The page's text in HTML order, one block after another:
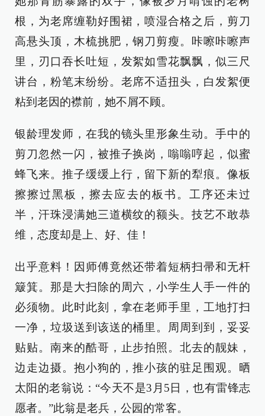
根，为老席缠勒好围裙，喷湿合格之后，剪刀
高悬头顶，木梳挑肥，钢刀剪瘦。咔嚓咔嚓声
里，刃口吞长吐短，发絮如雪花飘飘，似三尺
讲台，粉笔末纷纷。老席不适扭头，白发絮便
粘到老因的襟前，她不屑不顾。
银龄理发师，在我的镜头里形象生动。手中的
剪刀忽然一闪，被推子换岗，嗡嗡哼起，似蜜
蜂飞来。推子缓缓上行，留下新的犁痕。像板
擦擦过黑板，擦去应去的板书。工序还未过
半，汗珠浸满她三道横纹的额头。技艺不敢恭
维，态度却是上、好、佳！
出乎意料！因师傅竟然还带着短柄扫帚和无杆
簸箕。那是大扫除的周六，小学生人手一件的
必须物。此时此刻，拿在老师手里，工地打扫
一净，垃圾送到该送的桶里。周周到到，妥妥
贴贴。南来的酷哥，止步拍照。北去的靓妹，
边走边摄。抱小狗的，推小孩的驻足围观。晒
太阳的老翁说：“今天不是3月5日，也有雷锋志
愿者。”此翁是老兵，公园的常客。